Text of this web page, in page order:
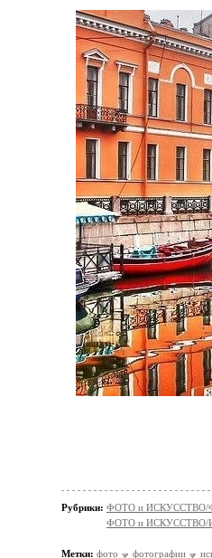
Рубрики: ФОТО и ИСКУССТВО/
ФОТО и ИСКУССТВО/
Метки: фото фотографии